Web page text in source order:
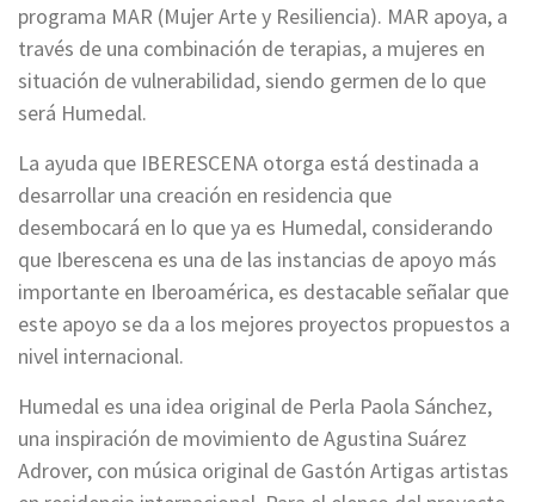
programa MAR (Mujer Arte y Resiliencia). MAR apoya, a
través de una combinación de terapias, a mujeres en
situación de vulnerabilidad, siendo germen de lo que
será Humedal.
La ayuda que IBERESCENA otorga está destinada a
desarrollar una creación en residencia que
desembocará en lo que ya es Humedal, considerando
que Iberescena es una de las instancias de apoyo más
importante en Iberoamérica, es destacable señalar que
este apoyo se da a los mejores proyectos propuestos a
nivel internacional.
Humedal es una idea original de Perla Paola Sánchez,
una inspiración de movimiento de Agustina Suárez
Adrover, con música original de Gastón Artigas artistas